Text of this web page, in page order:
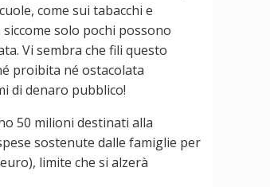
come sui tabacchi e
solo pochi possono
Vi sembra che fili questo
proibita né ostacolata
di denaro pubblico!
50 milioni destinati alla
sostenute dalle famiglie per
limite che si alzerà